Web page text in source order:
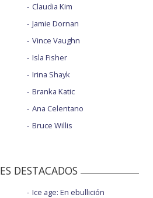
Claudia Kim
Jamie Dornan
Vince Vaughn
Isla Fisher
Irina Shayk
Branka Katic
Ana Celentano
Bruce Willis
DESTACADOS
Ice age: En ebullición